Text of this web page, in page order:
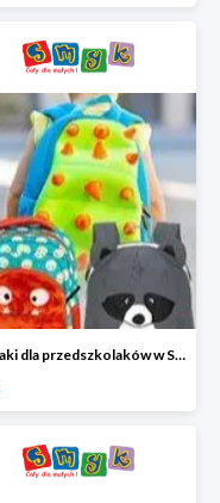
Plecaki dla przedszkolaków w Smyku do -40%